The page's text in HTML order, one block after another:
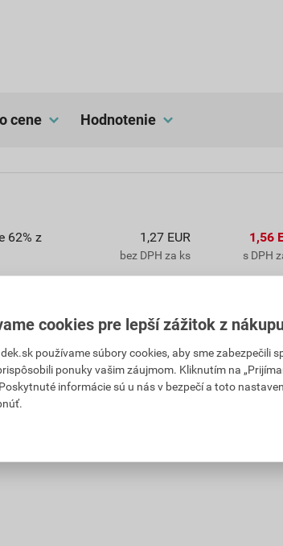
cene hodnotenie
62% z
1,27 EUR
bez DPH za ks
1,56
s DPH
30 dní
cookies pre lepší zážitok z
používame súbory cookies, aby sme zabezpečili
ponuky vašim záujmom. Kliknutím na
informácie sú u nás v bezpečí a toto